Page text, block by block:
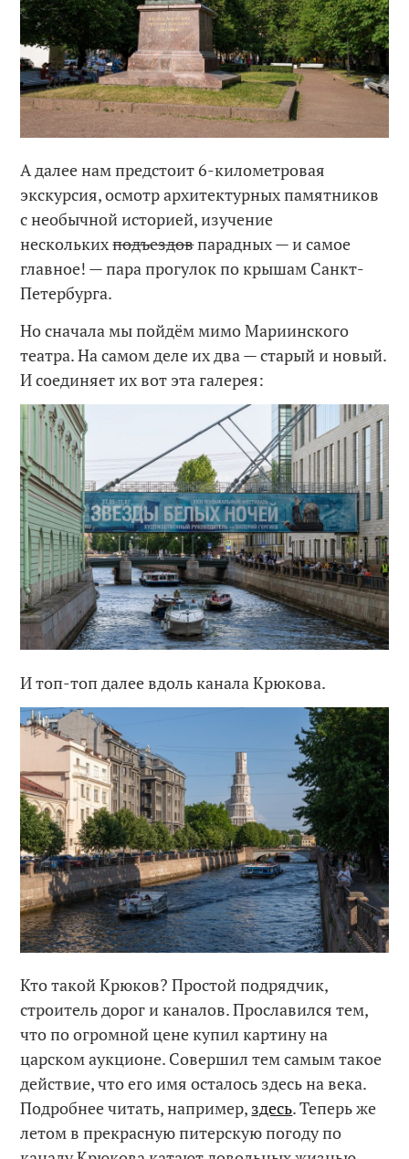
А далее нам предстоит 6-километровая
экскурсия, осмотр архитектурных памятников
с необычной историей, изучение
несколькихподъездовпарадных — и самое
главное! — пара прогулок по крышам Санкт-
Петербурга.
Но сначала мы пойдём мимо Мариинского
театра. На самом деле их два — старый и новый.
И соединяет их вот эта галерея:
И топ-топ далее вдоль канала Крюкова.
Кто такой Крюков? Простой подрядчик,
строитель дорог и каналов. Прославился тем,
что по огромной цене купил картину на
царском аукционе. Совершил тем самым такое
действие, что его имя осталось здесь на века.
Подробнее читать, например, здесь. Теперь же
летом в прекрасную питерскую погоду по